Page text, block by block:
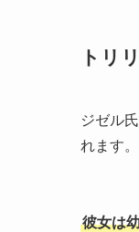
トリ
ジゼル
れます。
彼女は